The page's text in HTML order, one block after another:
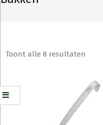
Toont alle 8 resultaten